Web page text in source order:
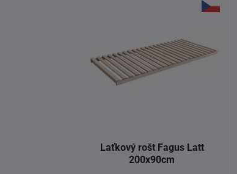
Laťkový rošt Fagus Latt
200x90cm